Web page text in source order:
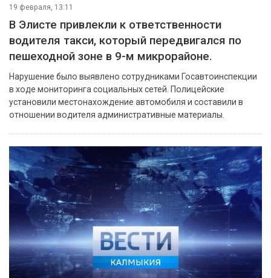
19 февраля, 13:11
️В Элисте привлекли к ответственности
водителя такси, который передвигался по
пешеходной зоне в 9-м микрорайоне.
Нарушение было выявлено сотрудниками Госавтоинспекции
в ходе мониторинга социальных сетей. Полицейские
установили местонахождение автомобиля и составили в
отношении водителя административные материалы.